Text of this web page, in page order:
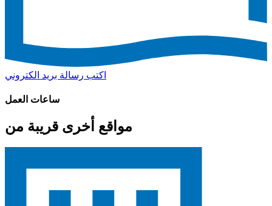
اكتب رسالة بريد الكتروني
ساعات العمل
مواقع أخرى قريبة من